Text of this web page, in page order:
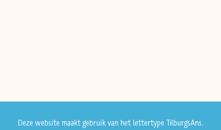
Deze website maakt gebruik van het lettertype TilburgsAns.